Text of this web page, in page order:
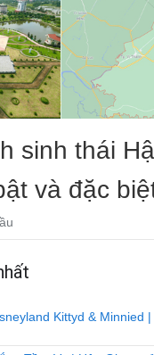
sinh thái
và đặc
Kittyd & Minnied